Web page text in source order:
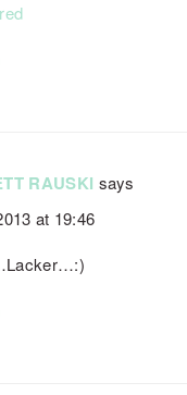
RAUSKI says
at 19:46